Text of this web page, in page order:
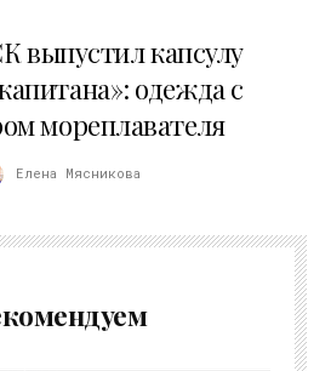
выпустил капсулу
одежда с
мореплавателя
Елена Мясникова